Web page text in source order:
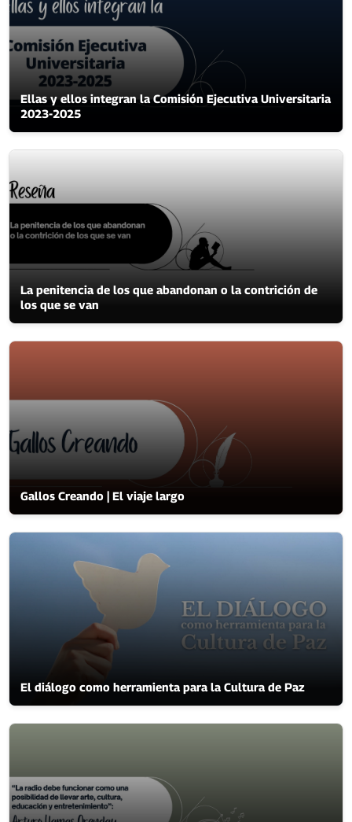
Ellas y ellos integran la Comisión Ejecutiva Universitaria
2023-2025
La penitencia de los que abandonan o la contrición de
los que se van
Gallos Creando | El viaje largo
El diálogo como herramienta para la Cultura de Paz